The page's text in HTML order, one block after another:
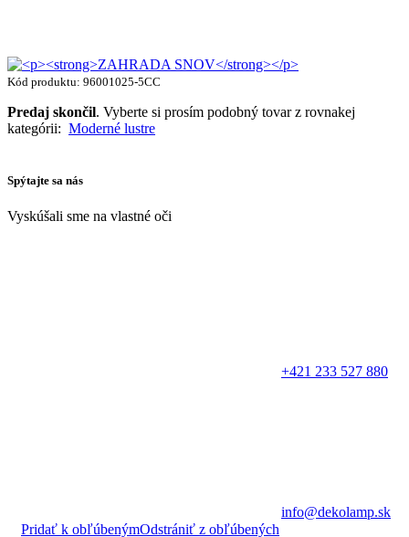
Kód produktu: 96001025-5CC
Predaj skončil. Vyberte si prosím podobný tovar z rovnakej
kategórii: Moderné lustre
Spýtajte sa nás
Vyskúšali sme na vlastné oči
+421 233 527 880
info@dekolamp.sk
Pridať k obľúbenýmOdstrániť z obľúbených